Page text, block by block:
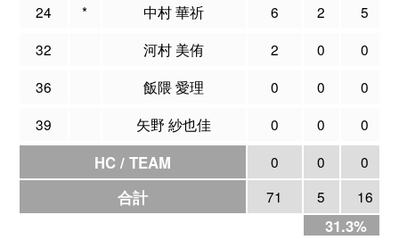
24
* 中村 華祈 6 2
5
32
河村 美侑 2 0
0
36
飯隈 愛理 0 0
0
39
矢野 紗也佳 0 0 0
HC / TEAM 0 0 0
合計 71 5 16
31.3%